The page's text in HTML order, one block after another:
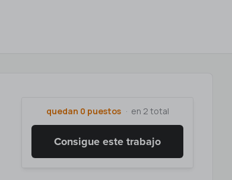
quedan 0 puestos en 2 total
Consigue este trabajo